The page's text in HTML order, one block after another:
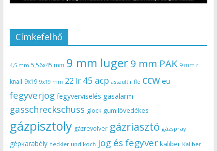
Címkefelhő
4,5 mm 5,56x45 mm 9 mm luger9 mm PAK 9 mm r
knall 9x19 9x19 mm 22 lr 45 acp assault rifle ccw eu
fegyverjog fegyverviselés gasalarm
gasschreckschuss glock gumilövedékes
gázpisztoly gázrevolver gázriasztó gázspray
gépkarabély heckler und koch jog és fegyver kaliber Kaliber